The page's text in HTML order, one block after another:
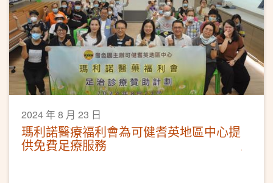
2024 年 8 月 23 日
瑪利諾醫療福利會為可健耆英地區中心提
供免費足療服務